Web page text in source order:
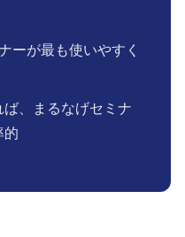
ーが最も使いやすく
、まるなげセミナ
的